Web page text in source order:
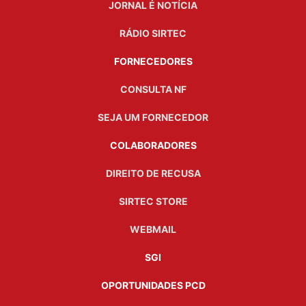
JORNAL É NOTÍCIA
RÁDIO SIRTEC
FORNECEDORES
CONSULTA NF
SEJA UM FORNECEDOR
COLABORADORES
DIREITO DE RECUSA
SIRTEC STORE
WEBMAIL
SGI
OPORTUNIDADES PCD